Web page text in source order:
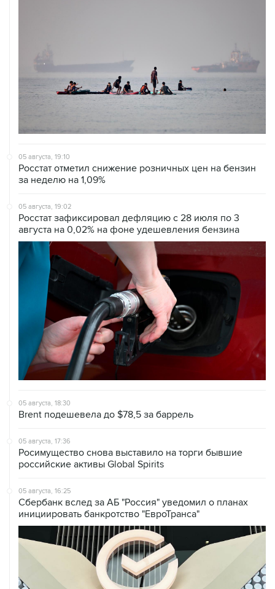
05 августа, 19:10
Росстат отметил снижение розничных цен на бензин
за неделю на 1,09%
05 августа, 19:02
Росстат зафиксировал дефляцию с 28 июля по 3
августа на 0,02% на фоне удешевления бензина
05 августа, 18:30
Brent подешевела до $78,5 за баррель
05 августа, 17:36
Росимущество снова выставило на торги бывшие
российские активы Global Spirits
05 августа, 16:25
Сбербанк вслед за АБ "Россия" уведомил о планах
инициировать банкротство "ЕвроТранса"